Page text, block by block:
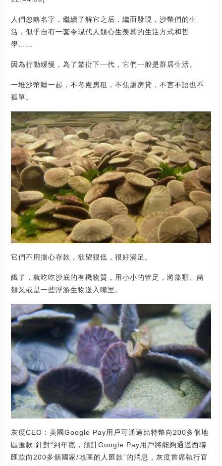
人們忽略名字，繼續了解它之后，繼而發現，沙幣們的生
活，似乎自有一套令現代人類心生羨慕的生活方式和哲
學……
因為行動緩慢，為了繁衍下一代，它們一般是群居生活。
一堆沙幣睡一起，不考慮房租，不焦慮房貸，不言不語也不
孤單。
它們不用擔心存款，欲望很低，很好滿足。
餓了，就吃吃沙底的有機物質，用小小的管足，將藻類、菌
類又或是一些浮游生物送入嘴里。
灰度CEO：美國Google Pay用戶可通過比特幣向200多個地
區匯款:針對“到年底，預計Google Pay用戶將能夠通過西聯
匯款向200多個國家/地區的人匯款”的消息，灰度首席執行官